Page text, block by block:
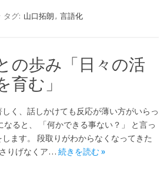
タグ: 山口拓朗 , 言語化
の歩み「日々の活
育む」
く、話しかけても反応が薄い方がいらっ
なると、 「何かできる事ない？」 と言っ
ます。 段取りがわからなくなってきた
りげなくア… 続きを読む »